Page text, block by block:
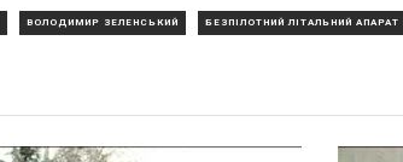
ВОЛОДИМИР ЗЕЛЕНСЬКИЙ БЕЗПІЛОТНИЙ ЛІТАЛЬНИЙ АПАРАТ